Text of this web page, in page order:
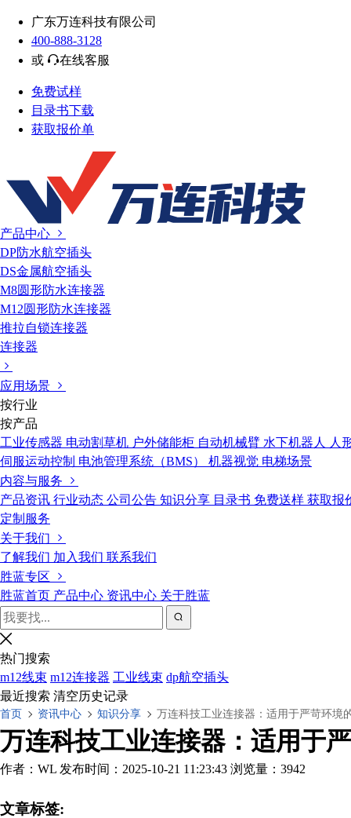
广东万连科技有限公司
400-888-3128
或
在线客服
免费试样
目录书下载
获取报价单
产品中心
DP防水航空插头
DS金属航空插头
M8圆形防水连接器
M12圆形防水连接器
推拉自锁连接器
连接器
应用场景
按行业
按产品
工业传感器 电动割草机 户外储能柜 自动机械臂 水下机器人
人
伺服运动控制 电池管理系统（BMS） 机器视觉 电梯场景
内容与服务
产品资讯 行业动态 公司公告 知识分享 目录书 免费送样 获取报
定制服务
关于我们
了解我们 加入我们 联系我们
胜蓝专区
胜蓝首页 产品中心 资讯中心 关于胜蓝
热门搜索
m12线束 m12连接器 工业线束 dp航空插头
最近搜索 清空历史记录
首页 资讯中心 知识分享 万连科技工业连接器：适用于严苛环境
万连科技工业连接器：适用于
作者：WL 发布时间：2025-10-21 11:23:43 浏览量：3942
文章标签: